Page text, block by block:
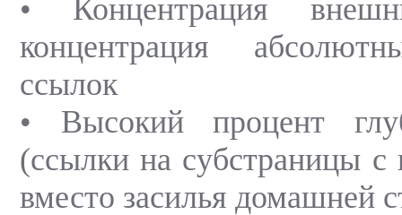
• Концентрация
концентрация
ссылок
• Высокий процент
(ссылки на субстраницы с
вместо засилья домашней